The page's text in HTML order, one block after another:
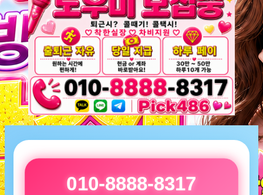
010-8888-8317